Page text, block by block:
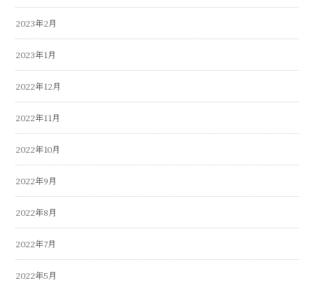
2023年2月
2023年1月
2022年12月
2022年11月
2022年10月
2022年9月
2022年8月
2022年7月
2022年5月